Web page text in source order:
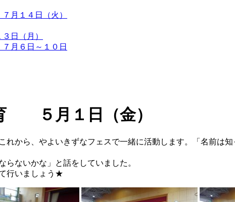
月１４日（火）
日（月）
月６日～１０日
５月１日（金）
れから、やよいきずなフェスで一緒に活動します。「名前
ないかな」と話をしていました。
行いましょう★